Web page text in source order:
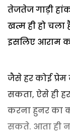
तेजतेज गाड़ी
खत्म ही हो
इसलिए आराम
जैसे हर कोई
सकता, ऐसे ही
करना हुनर का
सकते. आता ही